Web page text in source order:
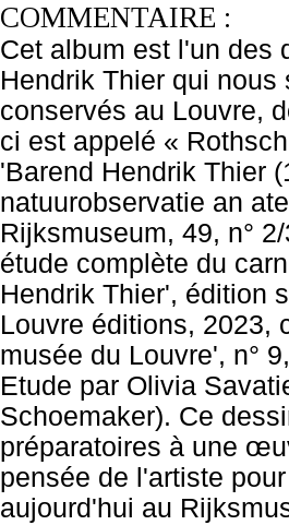
COMMENTAIRE :
Cet album est l'un des
Hendrik Thier qui
conservés au Louvre,
ci est appelé «
'Barend Hendrik Thier
natuurobservatie an
Rijksmuseum, 49, n°
étude complète du
Hendrik Thier', édition
Louvre éditions, 2023,
musée du Louvre', n°
Etude par Olivia
Schoemaker). Ce
préparatoires à une
pensée de l'artiste
aujourd'hui au